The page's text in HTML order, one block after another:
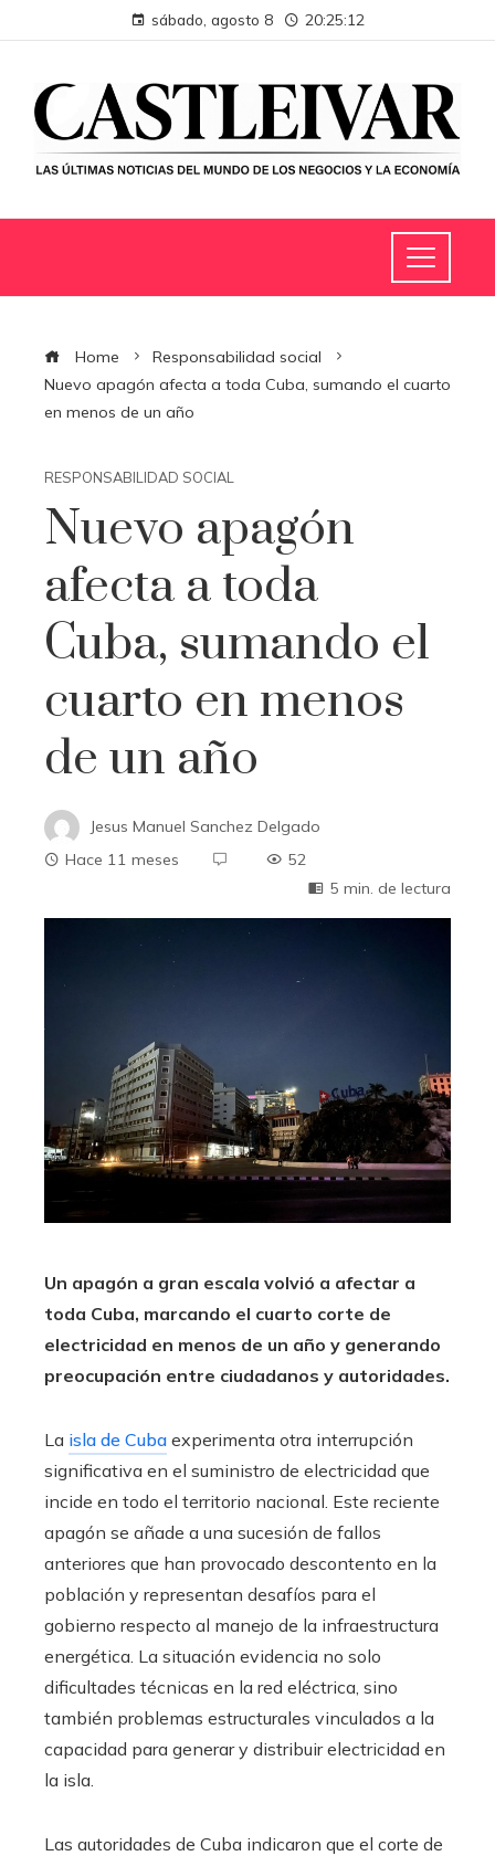
sábado, agosto 8 20:25:13
Home
Responsabilidad social
Nuevo apagón afecta a toda Cuba, sumando el cuarto
en menos de un año
RESPONSABILIDAD SOCIAL
Nuevo apagón
afecta a toda
Cuba, sumando el
cuarto en menos
de un año
Jesus Manuel Sanchez Delgado
Hace 11 meses
52
5 min. de lectura
Un apagón a gran escala volvió a afectar a
toda Cuba, marcando el cuarto corte de
electricidad en menos de un año y generando
preocupación entre ciudadanos y autoridades.
La isla de Cuba experimenta otra interrupción
significativa en el suministro de electricidad que
incide en todo el territorio nacional. Este reciente
apagón se añade a una sucesión de fallos
anteriores que han provocado descontento en la
población y representan desafíos para el
gobierno respecto al manejo de la infraestructura
energética. La situación evidencia no solo
dificultades técnicas en la red eléctrica, sino
también problemas estructurales vinculados a la
capacidad para generar y distribuir electricidad en
la isla.
Las autoridades de Cuba indicaron que el corte de